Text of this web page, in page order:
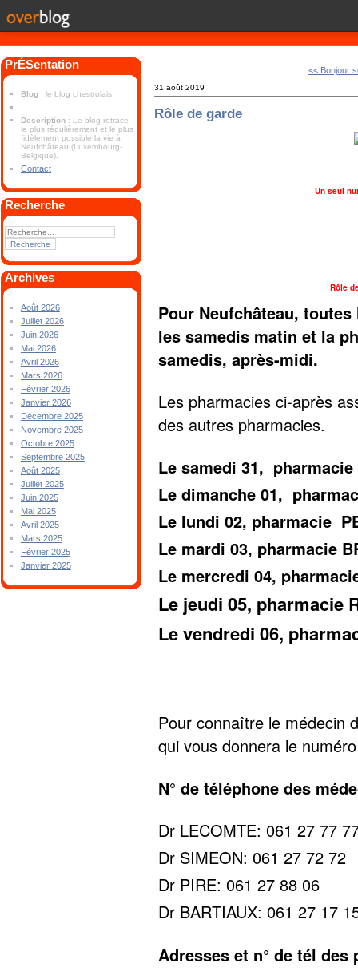
PrÉSentation
Blog : le blog chestrolais
Description : Le blog retrace
le plus régulièrement et le plus
fidèlement possible la vie à
Neufchâteau (Luxembourg-
Belgique).
Contact
Recherche
Archives
Août 2026
Juillet 2026
Juin 2026
Mai 2026
Avril 2026
Mars 2026
Février 2026
Janvier 2026
Décembre 2025
Novembre 2025
Octobre 2025
Septembre 2025
Août 2025
Juillet 2025
Juin 2025
Mai 2025
Avril 2025
Mars 2025
Février 2025
Janvier 2025
<< Bonjour
31 août 2019
Rôle de garde
Un seul
Rôle
Pour Neufchâteau,
les samedis matin et la
samedis, après-midi.
Les pharmacies ci-après
des autres pharmacies.
Le samedi 31, pharmacie
Le dimanche 01,
Le lundi 02, pharmacie
Le mardi 03, pharmacie
Le mercredi 04,
Le jeudi 05, pharmacie
Le vendredi 06,
Pour connaître le médecin
qui vous donnera le
N° de téléphone des
Dr LECOMTE: 061 27 77
Dr SIMEON: 061 27 72 72
Dr PIRE: 061 27 88 06
Dr BARTIAUX: 061 27 17
Adresses et n° de tél des